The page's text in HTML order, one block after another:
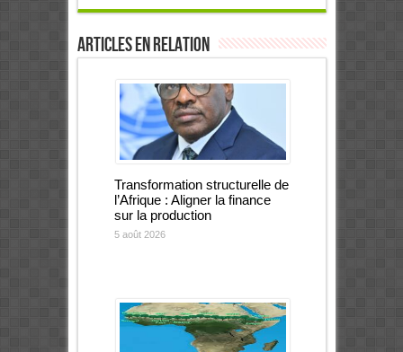
Articles en relation
Transformation structurelle de
l’Afrique : Aligner la finance
sur la production
5 août 2026